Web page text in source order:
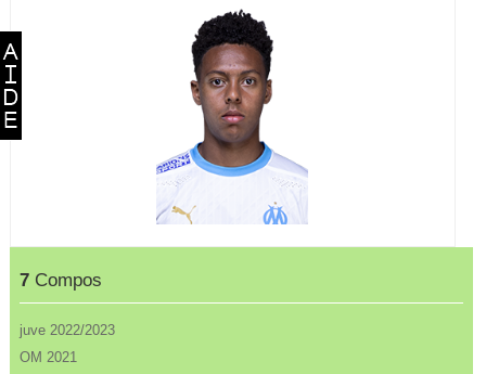
7 Compos
juve 2022/2023
OM 2021